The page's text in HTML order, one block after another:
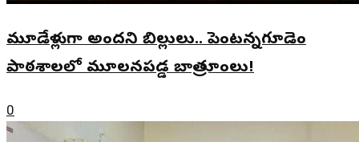
మూడేళ్లుగా అందని బిల్లులు.. పెంటన్నగూడెం
పాఠశాలలో మూలనపడ్డ బాత్రూంలు!
0